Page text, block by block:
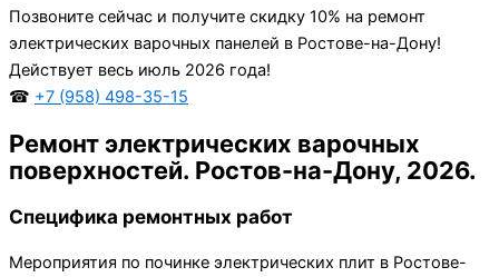
Позвоните сейчас и получите скидку 10% на ремонт
электрических варочных панелей в Ростове-на-Дону!
Действует весь июль 2026 года!
☎ +7 (958) 498-35-15
Ремонт электрических варочных
поверхностей. Ростов-на-Дону, 2026.
Специфика ремонтных работ
Мероприятия по починке электрических плит в Ростове-